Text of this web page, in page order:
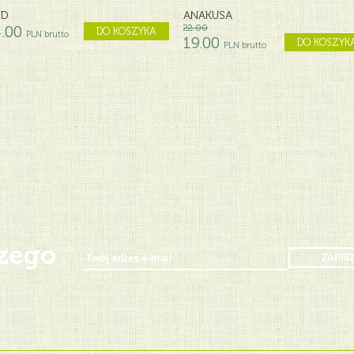
PLN brutto DO KOSZYKA
ANAKUSA
22.00
19.00PLN brutto DO
29.00 PLN brutto DO KOSZYKA